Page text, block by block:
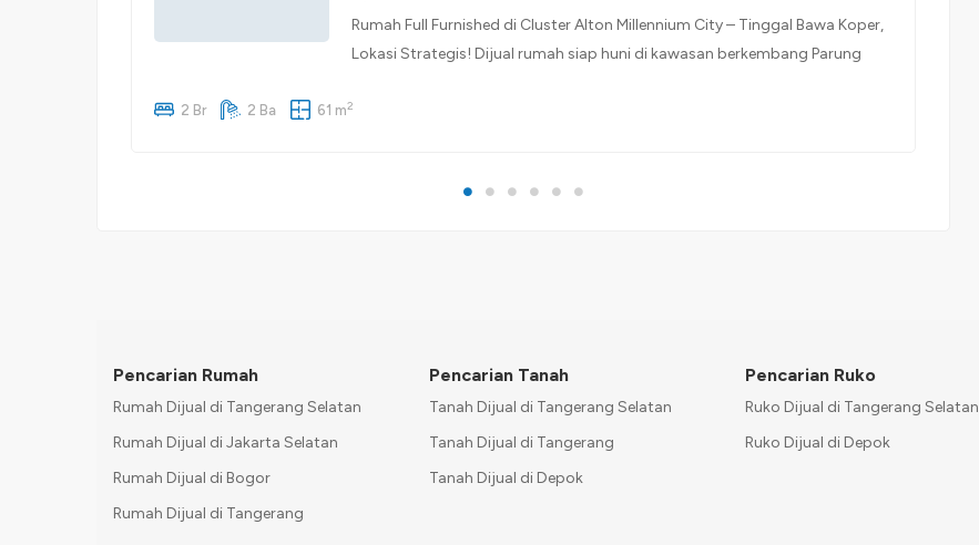
Rumah Full Furnished di Cluster Alton Millennium City – Tinggal Bawa Koper,
Lokasi Strategis! Dijual rumah siap huni di kawasan berkembang Parung
perumahan yang nyaman dan modern. Spesifikasi: Luas Tanah: 61 m² Luas
2 Br 2 Ba 61 m2
Pencarian Rumah
Rumah Dijual di Tangerang Selatan
Rumah Dijual di Jakarta Selatan
Rumah Dijual di Bogor
Rumah Dijual di Tangerang
Pencarian Tanah
Tanah Dijual di Tangerang Selatan
Tanah Dijual di Tangerang
Tanah Dijual di Depok
Pencarian Ruko
Ruko Dijual di Tangerang Selatan
Ruko Dijual di Depok